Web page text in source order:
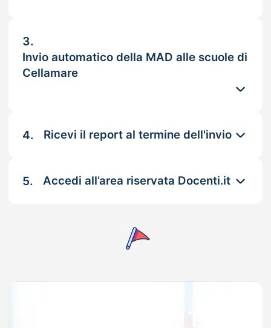
3.
Invio automatico della MAD alle scuole di
Cellamare
4. Ricevi il report al termine dell'invio
5. Accedi all’area riservata Docenti.it